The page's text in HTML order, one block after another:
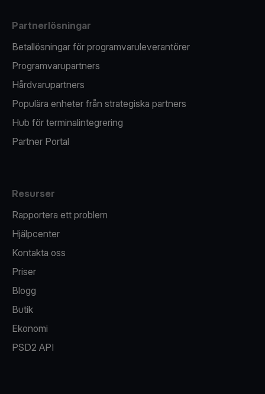
Partnerlösningar
Betallösningar för programvaruleverantörer
Programvarupartners
Hårdvarupartners
Populära enheter från strategiska partners
Hub för terminalintegrering
Partner Portal
Resurser
Rapportera ett problem
Hjälpcenter
Kontakta oss
Priser
Blogg
Butik
Ekonomi
PSD2 API